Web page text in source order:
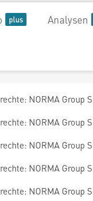
Analysen
NORMA Group
NORMA Group
NORMA Group
NORMA Group
NORMA Group